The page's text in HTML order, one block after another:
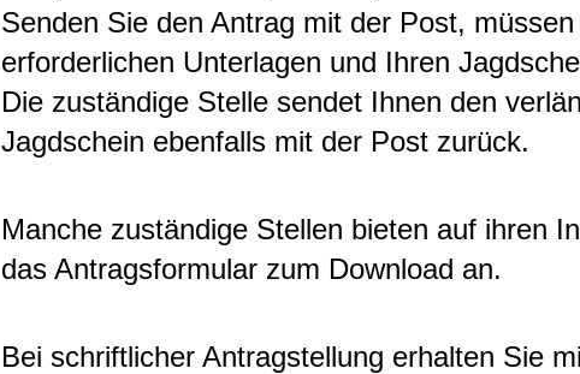
Senden Sie den Antrag mit der Post,
erforderlichen Unterlagen und Ihren
Die zuständige Stelle sendet Ihnen den
Jagdschein ebenfalls mit der Post zurück.
Manche zuständige Stellen bieten auf ihren
das Antragsformular zum Download an.
Bei schriftlicher Antragstellung erhalten Sie